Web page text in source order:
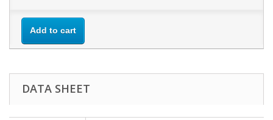
Add to cart
DATA SHEET